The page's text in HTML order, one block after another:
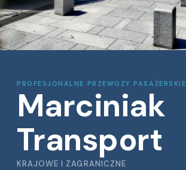
PROFESJONALNE PRZEWOZY PASAŻERSKIE
Marciniak
Transport
KRAJOWE I ZAGRANICZNE